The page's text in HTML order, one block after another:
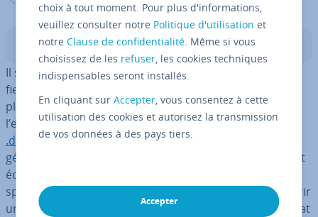
Sommaire
Il suffit de regarder l’extensiond’un fichier pour iden­ti­
fier son format et les logiciels capables de l’ouvrir. La
plupart des uti­li­sa­teurs savent qu’un fichier avec
l’extension .jpg est une image ou qu’un document en
.docx
s’ouvre avec Microsoft Word. L’extension .md est
gé­né­ra­le­ment source d’in­cer­ti­tude. Par ailleurs, on peut
éditer un fichier .md
spé­ci­fique. Découvrez dans notre article comment ouvrir
un fichier .md en toute sim­pli­cité et à quoi sert ce format
choix à tout moment. Pour plus d'informations,
veuillez consulter notre Politique d'utilisation et
notreClause de confidentialité. Même si vous
choisissez de les refuser, les cookies techniques
indispensables seront installés.
En cliquant surAccepter, vous consentez à cette
utilisation des cookies et autorisez la transmission
de vos données à des pays tiers.
Accepter